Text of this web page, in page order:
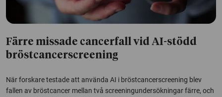
Färre missade cancerfall vid AI-stödd
bröstcancerscreening
När forskare testade att använda AI i bröstcancerscreening blev
fallen av bröstcancer mellan två screeningundersökningar färre, och